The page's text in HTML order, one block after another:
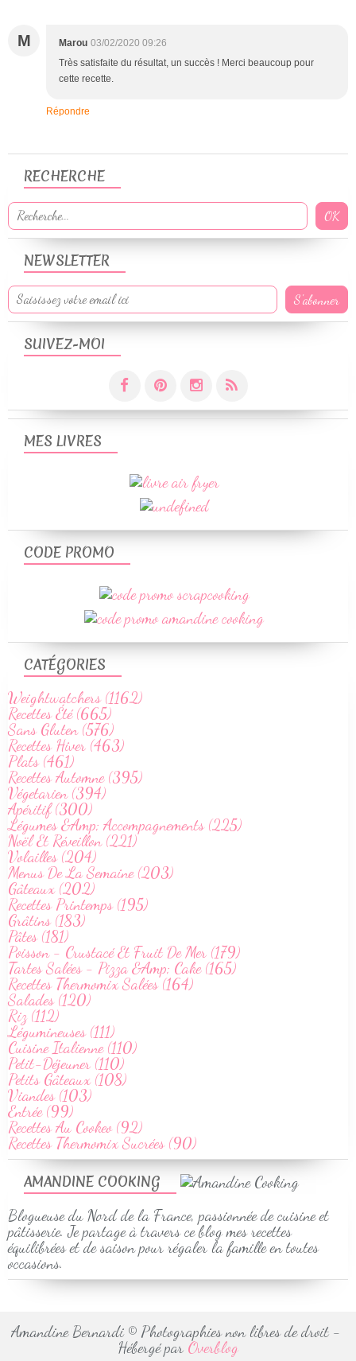
M Marou 03/02/2020 09:26
Très satisfaite du résultat, un succès ! Merci beaucoup pour
cette recette.
Répondre
NEWSLETTER
SUIVEZ-MOI
RECHERCHE
AMANDINE COOKING
Blogueuse du Nord de la France, passionnée de cuisine et
pâtisserie. Je partage à travers ce blog mes recettes
équilibrées et de saison pour régaler la famille en toutes
occasions.
CATÉGORIES
Weightwatchers (1162)
Recettes Été (665)
Sans Gluten (576)
Recettes Hiver (463)
Plats (461)
Recettes Automne (395)
Végetarien (394)
Apéritif (300)
Légumes &Amp; Accompagnements (225)
Noël Et Réveillon (221)
Volailles (204)
Menus De La Semaine (203)
Gâteaux (202)
Recettes Printemps (195)
Grâtins (183)
Pâtes (181)
Poisson - Crustacé Et Fruit De Mer (179)
Tartes Salées - Pizza &Amp; Cake (165)
Recettes Thermomix Salées (164)
Salades (120)
Riz (112)
Légumineuses (111)
Cuisine Italienne (110)
Petit-Déjeuner (110)
Petits Gâteaux (108)
Viandes (103)
Entrée (99)
Recettes Au Cookeo (92)
Recettes Thermomix Sucrées (90)
MES LIVRES
CODE PROMO
Amandine Bernardi © Photographies non libres de droit -
Hébergé par Overblog